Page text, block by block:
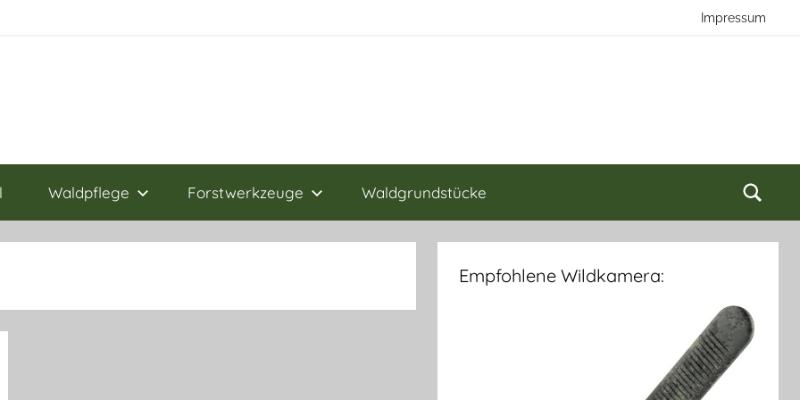
Impressum
Waldpflege Forstwerkzeuge Waldgrundstücke
Empfohlene Wildkamera: